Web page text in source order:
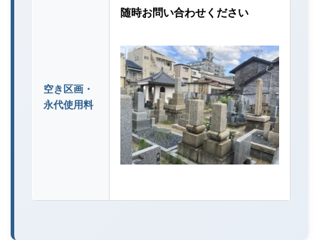
空き区画・
永代使用料
随時お問い合わせください